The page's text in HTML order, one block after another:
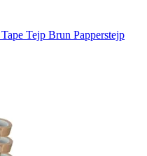
Tejp Brun Papperstejp